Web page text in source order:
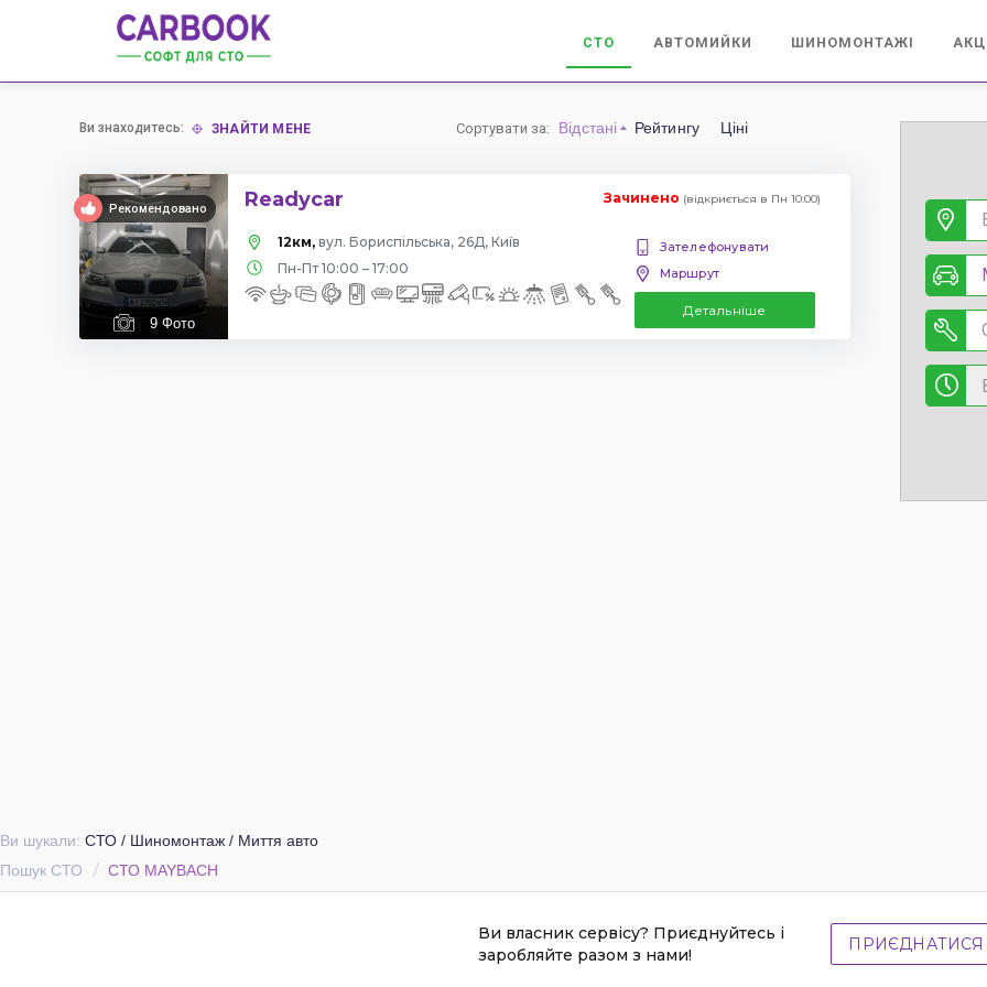
СТО АВТОМИЙКИ ШИНОМОНТАЖІ
Ви знаходитесь: ЗНАЙТИ МЕНЕ Сортувати за: Відстані Рейтингу Ціні
Рекомендовано
9 Фото
Readycar Зачинено (відкриється в Пн 10:00)
12км, вул. Бориспільська, 26Д, Київ
Пн-Пт 10:00 – 17:00
Зателефонувати
Маршрут
Детальніше
Ви шукали: СТО / Шиномонтаж / Миття авто
Пошук СТО
СТО MAYBACH
Ви власник сервісу? Приєднуйтесь і
заробляйте разом з нами!
ПРИЄДНАТИСЯ